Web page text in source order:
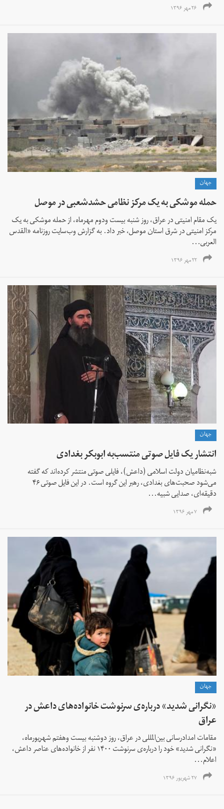
۲۶ مهر ۱۳۹۶
جهان
حمله موشکی به یک مرکز نظامی حشد‌شعبی در موصل
یک مقام امنیتی در عراق، روز شنبه بیست ودوم مهرماه، از حمله موشکی به یک
مرکز امنیتی در شرق استان موصل، خبر داد. به گزارش وب‌سایت روزنامه «القدس
العربی...
۲۲ مهر ۱۳۹۶
جهان
انتشار یک فایل صوتی منتسب‌به ابوبکر بغدادی
شبه‌نظامیان دولت اسلامی (داعش)، فایلی صوتی منتشر کرده‌اند که گفته
می‌شود صحبت‌های بغدادی، رهبر این گروه است. در این فایل صوتی ۴۶
دقیقه‌ای، صدایی شبیه...
۷ مهر ۱۳۹۶
جهان
«نگرانی شدید» درباره‌ی سرنوشت خانواده‌های داعش در
عراق
مقامات امدادرسانی بین‌المللی در عراق، روز دوشنبه بیست وهفتم شهریورماه،
«نگرانی شدید» خود را درباره‌ی سرنوشت ۱۴۰۰ نفر از خانواده‌های عناصر داعش،
اعلام...
۲۷ شهریور ۱۳۹۶